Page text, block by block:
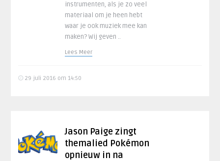
instrumenten, als je zo veel
materiaal om je heen hebt
waar je ook muziek mee kan
maken? Wij geven ..
Lees Meer
29 juli 2016 om 14:50
Jason Paige zingt
themalied Pokémon
opnieuw in na